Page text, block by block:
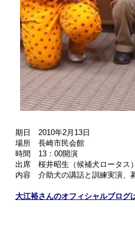
期日 2010年2月13日
場所 長崎市民会館
時間 13：00開演
出席 桜井昭生（候補犬ロータス
内容 介助犬の講話と訓練実演、
大江裕さんのオフィシャルブログ